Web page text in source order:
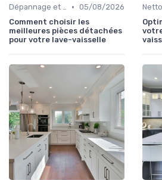
Dépannage et Réparations • 05/08/2026
Comment choisir les
meilleures pièces détachées
pour votre lave-vaisselle